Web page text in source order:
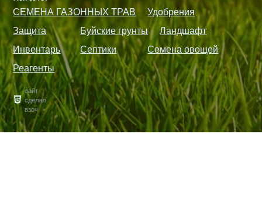
СЕМЕНА ГАЗОННЫХ ТРАВ
Удобрения
Защита
Буйские грунты
Ландшафт
Инвентарь
Септики
Семена овощей
Реагенты
сайт
сделал
взоч